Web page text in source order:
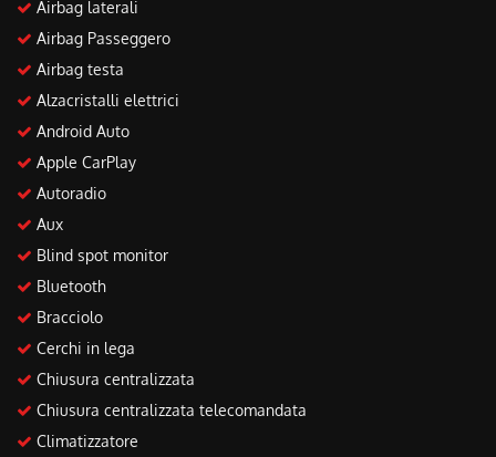
Airbag laterali
Airbag Passeggero
Airbag testa
Alzacristalli elettrici
Android Auto
Apple CarPlay
Autoradio
Aux
Blind spot monitor
Bluetooth
Bracciolo
Cerchi in lega
Chiusura centralizzata
Chiusura centralizzata telecomandata
Climatizzatore
Salva
le
impostazioni